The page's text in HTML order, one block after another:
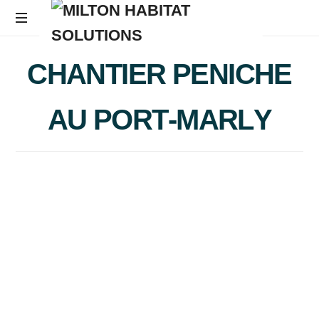
CHANTIER PENICHE
AU PORT-MARLY